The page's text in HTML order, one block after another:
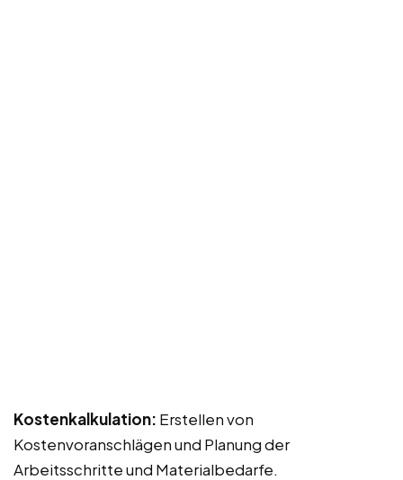
Kostenkalkulation: Erstellen von
Kostenvoranschlägen und Planung der
Arbeitsschritte und Materialbedarfe.